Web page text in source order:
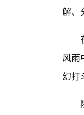
解、
风雨
幻打